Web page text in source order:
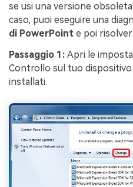
se usi una versione
caso, puoi eseguire una
di PowerPoint e poi
Passaggio 1: Apri le
Controllo sul tuo
installati.